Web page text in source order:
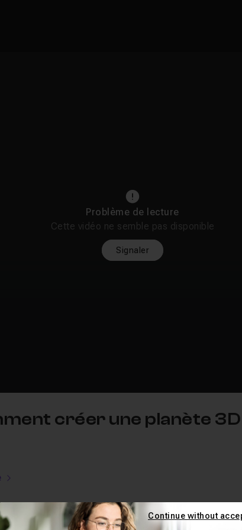
Problème de lecture
Cette vidéo ne semble pas disponible
Signaler
créer une planète